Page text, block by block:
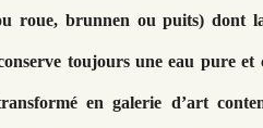
roue, brunnen ou puits) dont
toujours une eau pure et
en galerie d’art